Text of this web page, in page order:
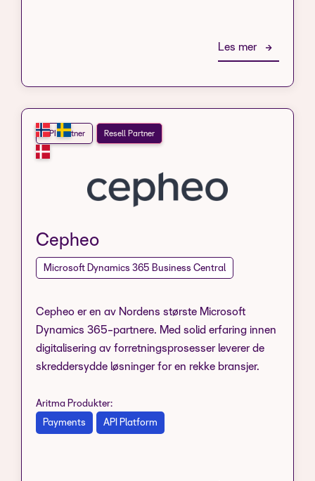
Les mer
API Partner Resell Partner
Cepheo
Microsoft Dynamics 365 Business Central
Cepheo er en av Nordens største Microsoft
Dynamics 365-partnere. Med solid erfaring innen
digitalisering av forretningsprosesser leverer de
skreddersydde løsninger for en rekke bransjer.
Aritma Produkter:
Payments API Platform